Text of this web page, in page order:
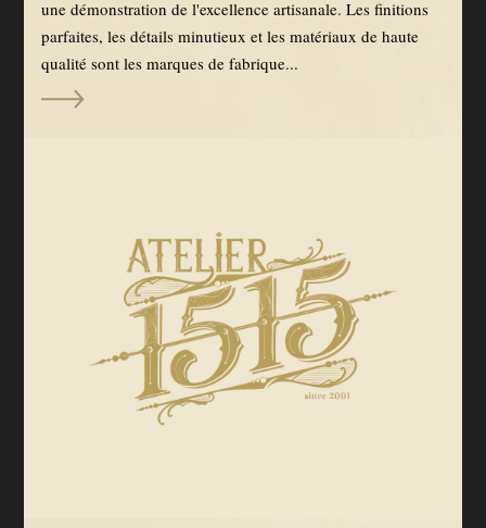
une démonstration de l'excellence artisanale. Les finitions
parfaites, les détails minutieux et les matériaux de haute
qualité sont les marques de fabrique...